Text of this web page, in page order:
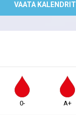
VAATA KALENDRIT
0- A+